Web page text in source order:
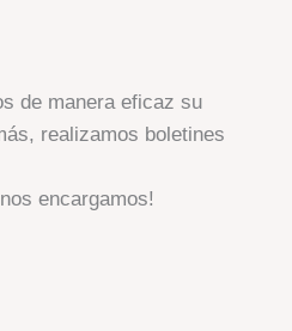
de manera eficaz su
realizamos boletines
encargamos!